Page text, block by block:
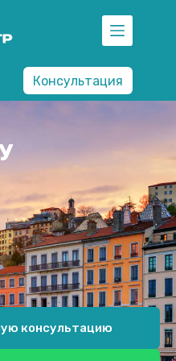
Консультация
консультацию